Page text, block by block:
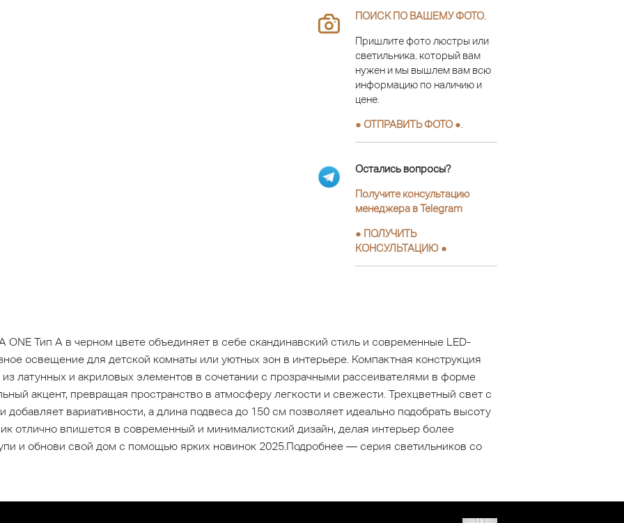
ПОИСК ПО ВАШЕМУ ФОТО.
Пришлите фото люстры или
светильника, который вам
нужен и мы вышлем вам всю
информацию по наличию и
цене.
● ОТПРАВИТЬ ФОТО ●.
Остались вопросы?
Получите консультацию
менеджера в Telegram
● ПОЛУЧИТЬ
КОНСУЛЬТАЦИЮ ●
ONE Тип A в черном цвете объединяет в себе скандинавский стиль и современные LED-
освещение для детской комнаты или уютных зон в интерьере. Компактная конструкция
латунных и акриловых элементов в сочетании с прозрачными рассеивателями в форме
акцент, превращая пространство в атмосферу легкости и свежести. Трехцветный свет с
вариативности, а длина подвеса до 150 см позволяет идеально подобрать высоту
отлично впишется в современный и минималистский дизайн, делая интерьер более
и обнови свой дом с помощью ярких новинок 2025.Подробнее — серия светильников со